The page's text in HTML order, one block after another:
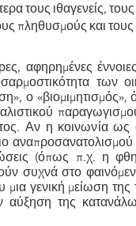
τους ιθαγενείς, τους
πληθυσμούς και
αφηρημένες
των
ο «βιομιμητισμός»,
Αν η κοινωνία
(όπως π.χ. η
συχνά στο
γενική μείωση της
αύξηση της